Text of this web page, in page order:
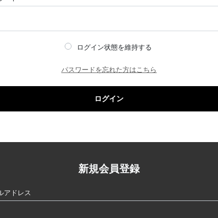
ログイン状態を維持する
パスワードを忘れた方はこちら
ログイン
新規会員登録
アドレス